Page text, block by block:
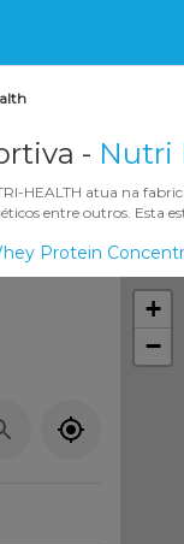
- Nutri
HEALTH atua na
entre outros. Esta
Protein